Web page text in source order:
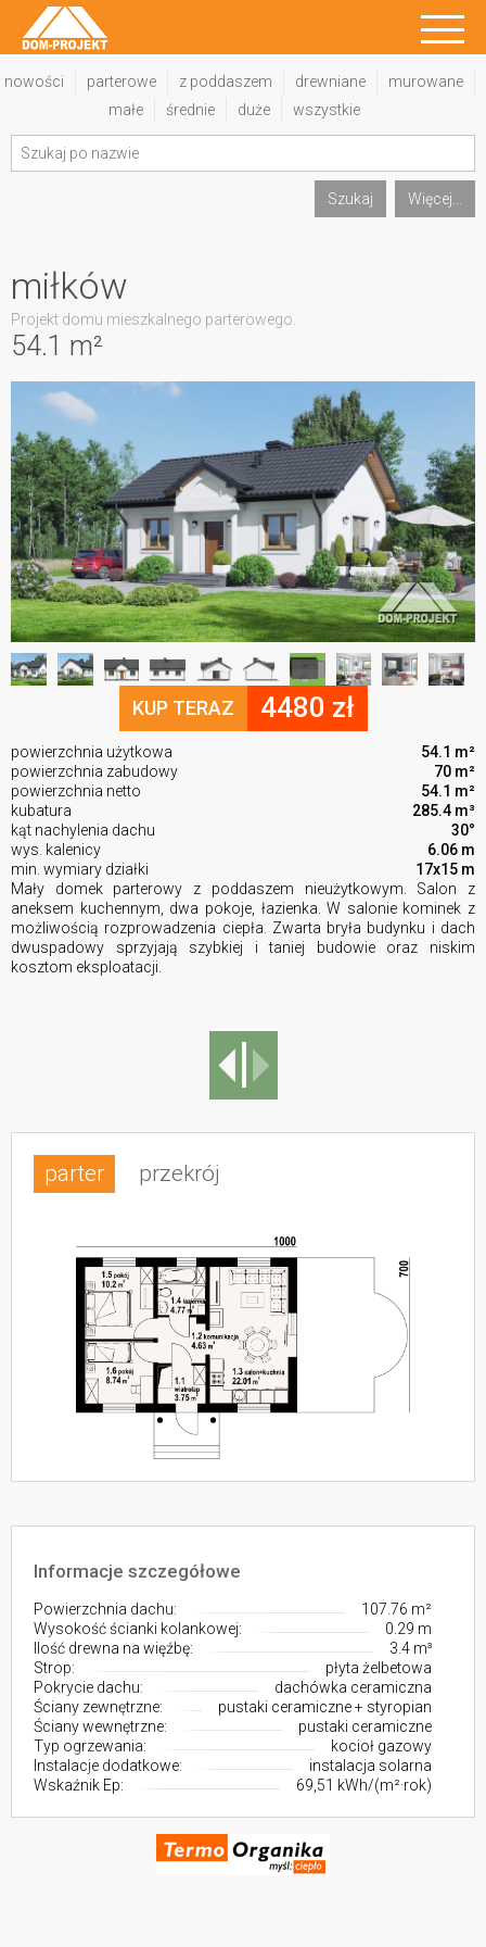
nowości parterowe z poddaszem drewniane
murowane
małe
średnie duże wszystkie
Szukaj Więcej...
54.1 m²
miłków
Projekt domu mieszkalnego parterowego.
KUP TERAZ 4480 zł
powierzchnia użytkowa
54.1 m²
powierzchnia zabudowy
70 m²
powierzchnia netto
54.1 m²
kubatura
285.4 m³
kąt nachylenia dachu
30°
wys. kalenicy
6.06 m
min. wymiary działki
17x15 m
Mały domek parterowy z poddaszem nieużytkowym. Salon z
aneksem kuchennym, dwa pokoje, łazienka. W salonie kominek z
możliwością rozprowadzenia ciepła. Zwarta bryła budynku i dach
dwuspadowy sprzyjają szybkiej i taniej budowie oraz niskim
kosztom eksploatacji.
parter przekrój
Informacje szczegółowe
Powierzchnia dachu:
107.76 m²
Wysokość ścianki kolankowej:
0.29 m
Ilość drewna na więźbę:
3.4 m³
Strop:
płyta żelbetowa
Pokrycie dachu:
dachówka ceramiczna
Ściany zewnętrzne:
pustaki ceramiczne + styropian
Ściany wewnętrzne:
pustaki ceramiczne
Typ ogrzewania:
kocioł gazowy
Instalacje dodatkowe:
instalacja solarna
Wskaźnik Ep:
69,51 kWh/(m²·rok)